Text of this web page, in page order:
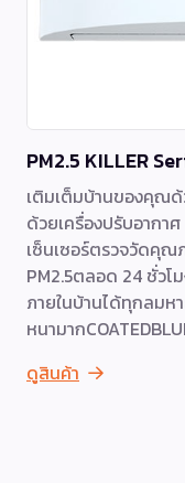
PM2.5 KILLER
เติมเต็มบ้านของคุณ
ด้วยเครื่องปรับอากา
เซ็นเซอร์ตรวจวัดคุณ
PM2.5ตลอด 24 ชั่วโ
ภายในบ้านได้ทุกลมห
หนามาก
ดูสินค้า